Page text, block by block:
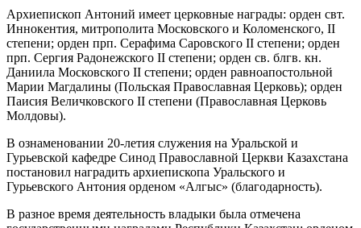
Архиепископ Антоний имеет церковные награды: орден свт.
Иннокентия, митрополита Московского и Коломенского, II
степени; орден прп. Серафима Саровского II степени; орден
прп. Сергия Радонежского II степени; орден св. блгв. кн.
Даниила Московского II степени; орден равноапостольной
Марии Магдалины (Польская Православная Церковь); орден
Паисия Величковского II степени (Православная Церковь
Молдовы).
В ознаменовании 20-летия служения на Уральской и
Гурьевской кафедре Синод Православной Церкви Казахстана
постановил наградить архиепископа Уральского и
Гурьевского Антония орденом «Алгыс» (благодарность).
В разное время деятельность владыки была отмечена